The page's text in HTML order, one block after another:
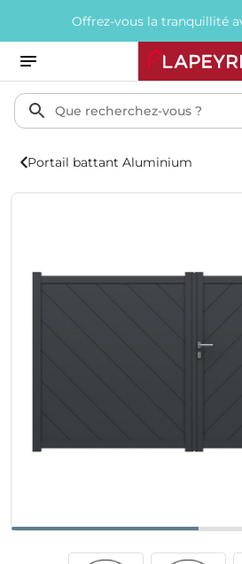
Offrez-vous la tranquillité avant
Portail battant Aluminium